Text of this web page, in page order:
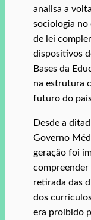
analisa a
sociologia
de lei
dispositivos
Bases da
na estrutura
futuro do
Desde a
Governo
geração foi
compreender
retirada das
dos
era proibido